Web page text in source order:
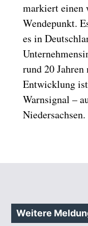
markiert einen
Wendepunkt.
es in
rund 20
Entwicklung
Warnsignal –
Niedersachsen.
Weitere